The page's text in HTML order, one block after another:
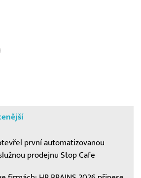
první automatizovanou
prodejnu Stop Cafe